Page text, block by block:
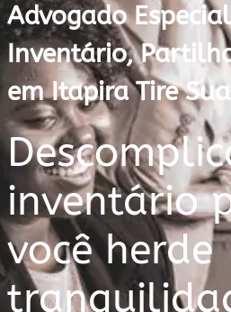
Advogado
Inventário,
em Itapira Tire
inventário
você herde